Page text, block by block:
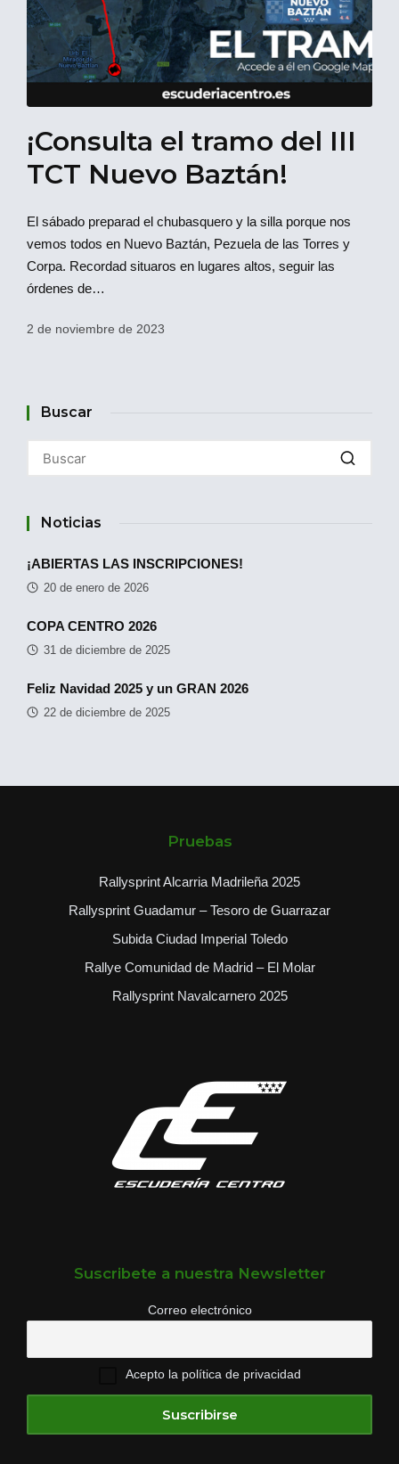
¡Consulta el tramo del III
TCT Nuevo Baztán!
El sábado preparad el chubasquero y la silla porque nos
vemos todos en Nuevo Baztán, Pezuela de las Torres y
Corpa. Recordad situaros en lugares altos, seguir las
órdenes de…
2 de noviembre de 2023
Buscar
Noticias
¡ABIERTAS LAS INSCRIPCIONES!
20 de enero de 2026
COPA CENTRO 2026
31 de diciembre de 2025
Feliz Navidad 2025 y un GRAN 2026
22 de diciembre de 2025
Pruebas
Rallysprint Alcarria Madrileña 2025
Rallysprint Guadamur – Tesoro de Guarrazar
Subida Ciudad Imperial Toledo
Rallye Comunidad de Madrid – El Molar
Rallysprint Navalcarnero 2025
Suscribete a nuestra Newsletter
Correo electrónico
Acepto la política de privacidad